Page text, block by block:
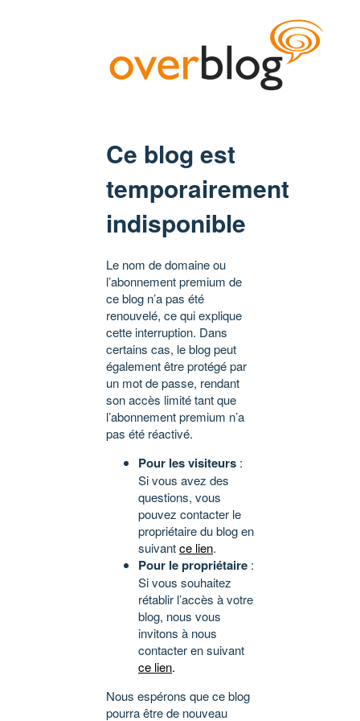
Ce blog est
temporairement
indisponible
Le nom de domaine ou
l’abonnement premium de
ce blog n’a pas été
renouvelé, ce qui explique
cette interruption. Dans
certains cas, le blog peut
également être protégé par
un mot de passe, rendant
son accès limité tant que
l’abonnement premium n’a
pas été réactivé.
Pour les visiteurs :
Si vous avez des
questions, vous
pouvez contacter le
propriétaire du blog en
suivantce lien.
Pour le propriétaire :
Si vous souhaitez
rétablir l’accès à votre
blog, nous vous
invitons à nous
contacter en suivant
ce lien.
Nous espérons que ce blog
pourra être de nouveau